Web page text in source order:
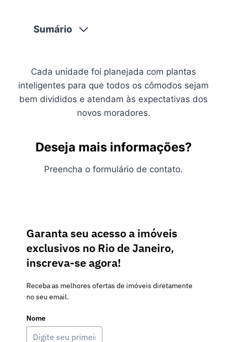
Sumário
Cada unidade foi planejada com plantas
inteligentes para que todos os cômodos sejam
bem divididos e atendam às expectativas dos
novos moradores.
Deseja mais informações?
Preencha o formulário de contato.
Garanta seu acesso a imóveis
exclusivos no Rio de Janeiro,
inscreva-se agora!
Receba as melhores ofertas de imóveis diretamente
no seu email.
Nome